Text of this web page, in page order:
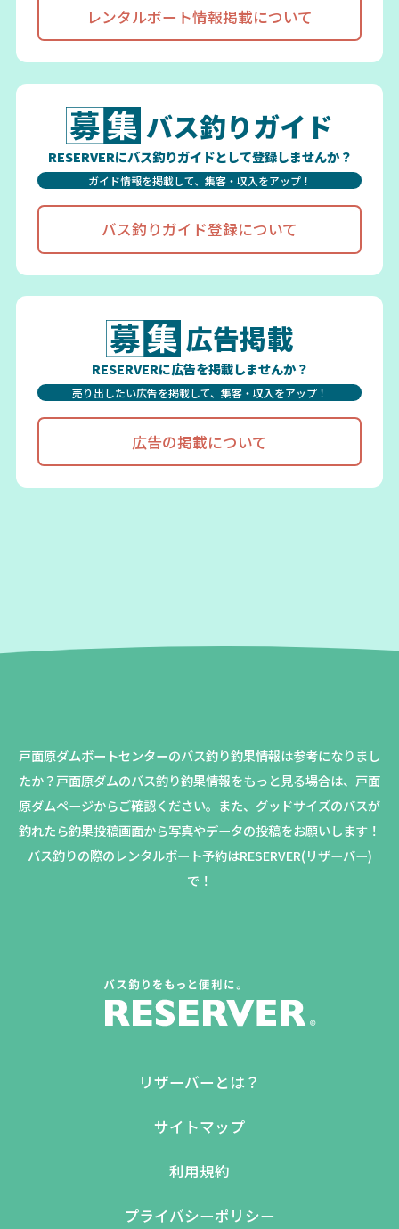
レンタルボート情報掲載について
バス釣りガイド
RESERVERにバス釣りガイドとして登録しませんか？
ガイド情報を掲載して、集客・収入をアップ！
バス釣りガイド登録について
広告掲載
RESERVERに広告を掲載しませんか？
売り出したい広告を掲載して、集客・収入をアップ！
広告の掲載について
戸面原ダムボートセンターのバス釣り釣果情報は参考になりまし
たか？戸面原ダムのバス釣り釣果情報をもっと見る場合は、戸面
原ダムページからご確認ください。 また、グッドサイズのバスが
釣れたら釣果投稿画面から写真やデータの投稿をお願いします！
バス釣りの際のレンタルボート予約はRESERVER(リザーバー)
で！
リザーバーとは？
サイトマップ
利用規約
プライバシーポリシー